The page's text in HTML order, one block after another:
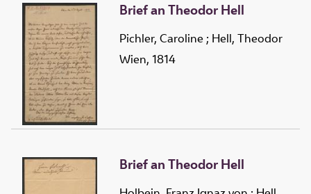
Brief an Theodor Hell
Pichler, Caroline ; Hell, Theodor
Wien, 1814
Brief an Theodor Hell